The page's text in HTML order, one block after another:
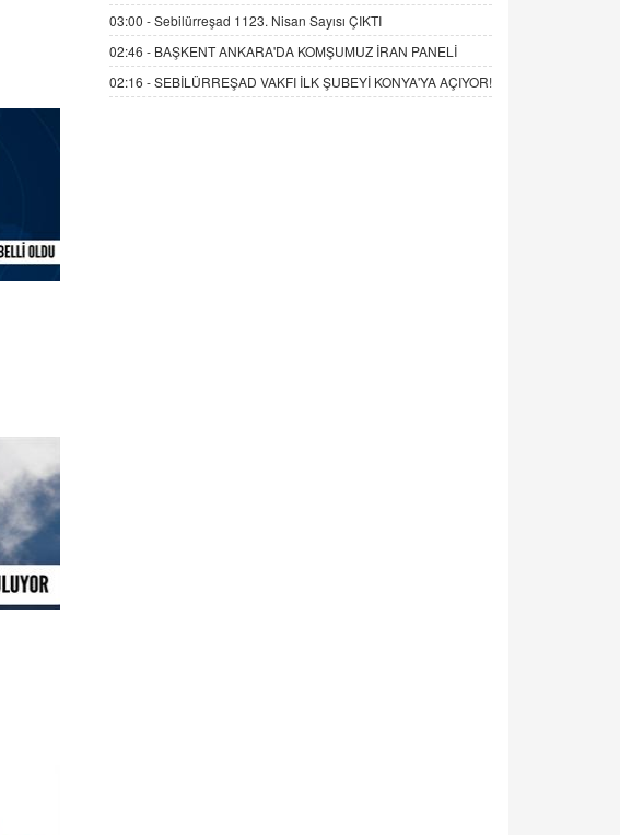
03:00 -Sebilürreşad 1123. Nisan Sayısı ÇIKTI
02:46 - BAŞKENT ANKARA'DA KOMŞUMUZ İRAN PANELİ
02:16 -SEBİLÜRREŞAD VAKFI İLK ŞUBEYİ KONYA'YA AÇIYOR!